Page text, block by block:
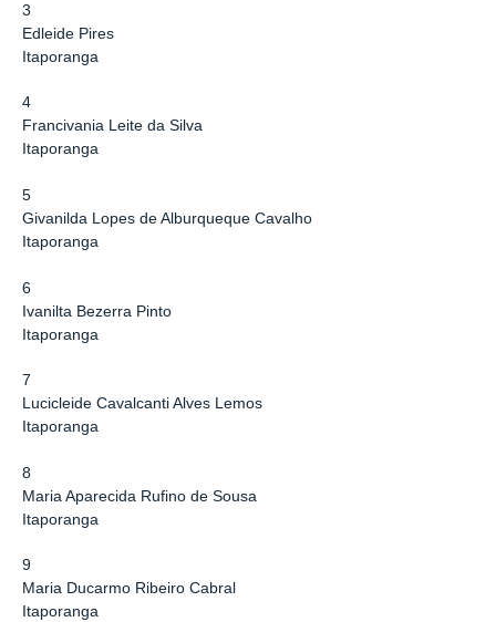
3
Edleide Pires
Itaporanga
4
Francivania Leite da Silva
Itaporanga
5
Givanilda Lopes de Alburqueque Cavalho
Itaporanga
6
Ivanilta Bezerra Pinto
Itaporanga
7
Lucicleide Cavalcanti Alves Lemos
Itaporanga
8
Maria Aparecida Rufino de Sousa
Itaporanga
9
Maria Ducarmo Ribeiro Cabral
Itaporanga